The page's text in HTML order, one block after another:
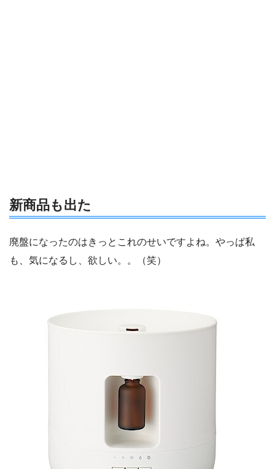
新商品も出た
廃盤になったのはきっとこれのせいですよね。やっぱ私
も、気になるし、欲しい。。（笑）